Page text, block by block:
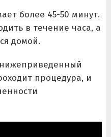
более 45-50 минут.
в течение часа, а
домой.
процедура, и